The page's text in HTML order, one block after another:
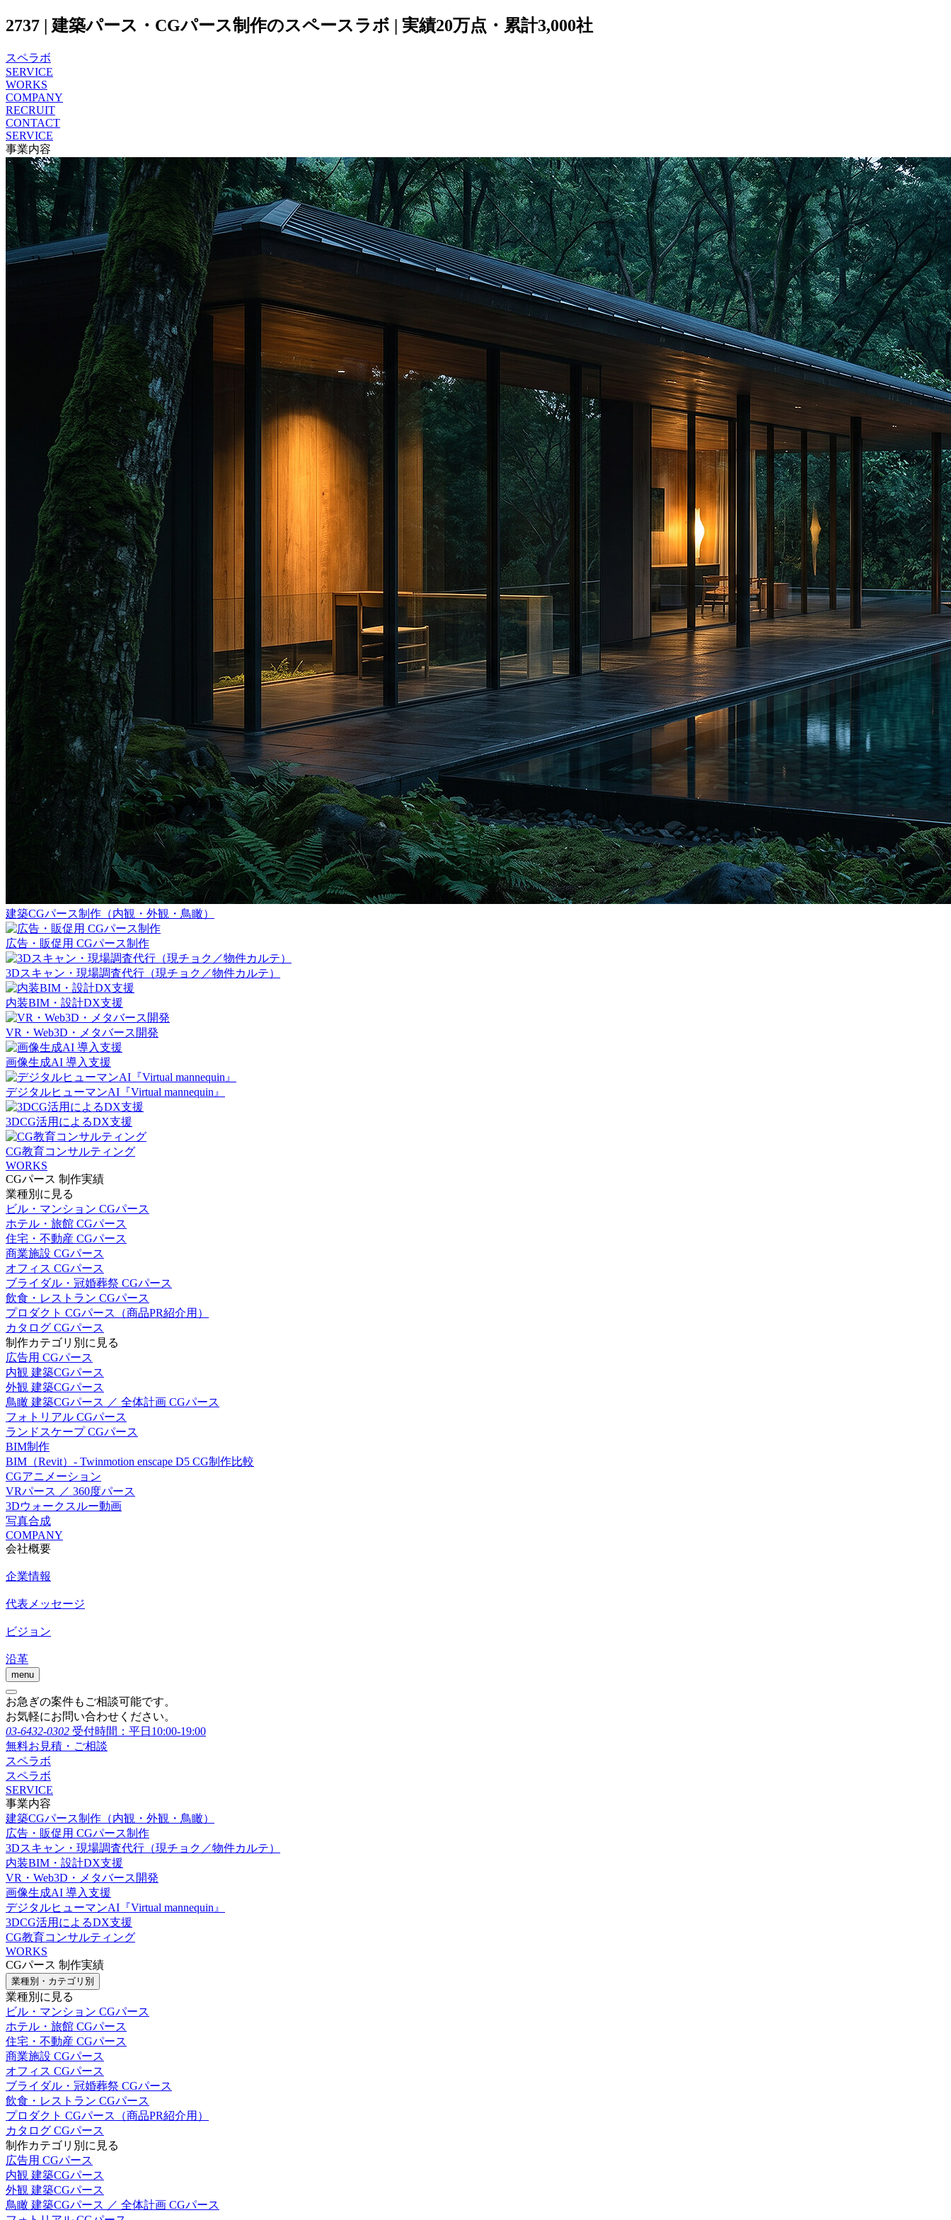
2737 | 建築パース・CGパース制作のスペースラボ | 実績20万点・累計3,000社
スペラボ
SERVICE
WORKS
COMPANY
RECRUIT
CONTACT
SERVICE
事業内容
建築CGパース制作（内観・外観・鳥瞰）
広告・販促用 CGパース制作
3Dスキャン・現場調査代行（現チョク／物件カルテ）
内装BIM・設計DX支援
VR・Web3D・メタバース開発
画像生成AI 導入支援
デジタルヒューマンAI『Virtual mannequin』
3DCG活用によるDX支援
CG教育コンサルティング
WORKS
CGパース 制作実績
業種別に見る
ビル・マンション CGパース
ホテル・旅館 CGパース
住宅・不動産 CGパース
商業施設 CGパース
オフィス CGパース
ブライダル・冠婚葬祭 CGパース
飲食・レストラン CGパース
プロダクト CGパース（商品PR紹介用）
カタログ CGパース
制作カテゴリ別に見る
広告用 CGパース
内観 建築CGパース
外観 建築CGパース
鳥瞰 建築CGパース ／ 全体計画 CGパース
フォトリアル CGパース
ランドスケープ CGパース
BIM制作
BIM（Revit）- Twinmotion enscape D5 CG制作比較
CGアニメーション
VRパース ／ 360度パース
3Dウォークスルー動画
写真合成
COMPANY
会社概要
企業情報
代表メッセージ
ビジョン
沿革
menu
お急ぎの案件もご相談可能です。
お気軽にお問い合わせください。
03-6432-0302 受付時間：平日10:00-19:00
無料お見積・ご相談
スペラボ
スペラボ
SERVICE
事業内容
建築CGパース制作（内観・外観・鳥瞰）
広告・販促用 CGパース制作
3Dスキャン・現場調査代行（現チョク／物件カルテ）
内装BIM・設計DX支援
VR・Web3D・メタバース開発
画像生成AI 導入支援
デジタルヒューマンAI『Virtual mannequin』
3DCG活用によるDX支援
CG教育コンサルティング
WORKS
CGパース 制作実績
業種別・カテゴリ別
業種別に見る
ビル・マンション CGパース
ホテル・旅館 CGパース
住宅・不動産 CGパース
商業施設 CGパース
オフィス CGパース
ブライダル・冠婚葬祭 CGパース
飲食・レストラン CGパース
プロダクト CGパース（商品PR紹介用）
カタログ CGパース
制作カテゴリ別に見る
広告用 CGパース
内観 建築CGパース
外観 建築CGパース
鳥瞰 建築CGパース ／ 全体計画 CGパース